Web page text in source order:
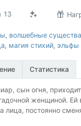
13
, волшебные существа
, магия стихий, эльфы
Статистика
сын огня,
женщиной. Ей
лица, постоянно